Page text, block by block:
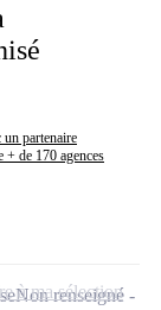
partenaire
+ de 170 agences
Non renseigné
à ma sélection